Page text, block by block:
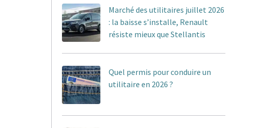
Marché des utilitaires juillet 2026
: la baisse s’installe, Renault
résiste mieux que Stellantis
Quel permis pour conduire un
utilitaire en 2026 ?